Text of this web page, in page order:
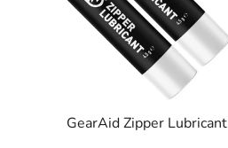
GearAid Zipper Lubricant